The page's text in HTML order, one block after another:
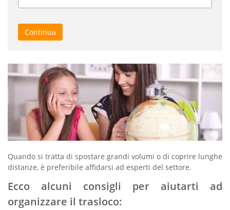
Continua
Quando si tratta di spostare grandi volumi o di coprire lunghe
distanze, è preferibile affidarsi ad esperti del settore.
Ecco alcuni consigli per aiutarti ad
organizzare il trasloco: